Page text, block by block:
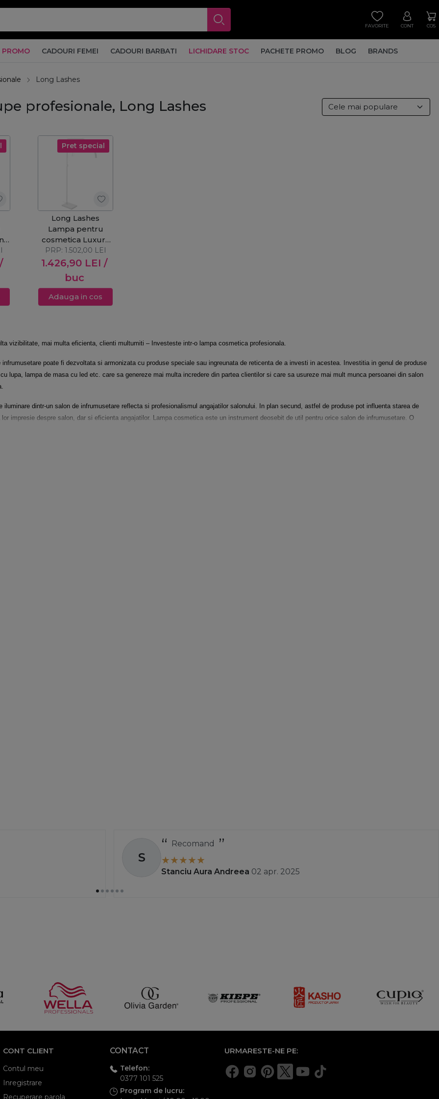
FAVORITE CONT COS
PROMO CADOURI FEMEI CADOURI BARBATI LICHIDARE STOC PACHETE PROMO BLOG BRANDS
Long Lashes
profesionale, Long Lashes
/
Pret special
Long Lashes
Lampa pentru
cosmetica Luxury
Moon PRO
1.426,90 LEI /
buc
PRP: 1.502,00 LEI
Adauga in cos
vizibilitate, mai multa eficienta, clienti multumiti – Investeste intr-o lampa cosmetica profesionala.
infrumusetare poate fi dezvoltata si armonizata cu produse speciale sau ingreunata de reticenta de a investi in acestea. Investitia in genul de produse
lupa, lampa de masa cu led etc. care sa genereze mai multa incredere din partea clientilor si care sa usureze mai mult munca persoanei din salon
iluminare dintr-un salon de infrumusetare reflecta si profesionalismul angajatilor salonului. In plan secund, astfel de produse pot influenta starea de
impresie despre salon, dar si eficienta angajatilor. Lampa cosmetica este un instrument deosebit de util pentru orice salon de infrumusetare. O
S
Recomand
Stanciu Aura Andreea 02 apr. 2025
CONT CLIENT
Contul meu
Inregistrare
Recuperare parola
CONTACT
Telefon:
0377 101 525
Program de lucru:
URMARESTE-NE PE: